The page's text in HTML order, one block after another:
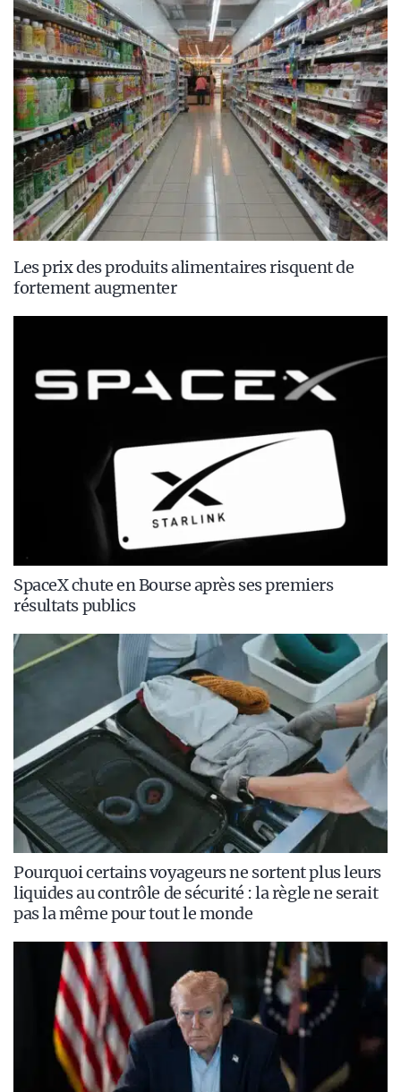
Les prix des produits alimentaires risquent de
fortement augmenter
SpaceX chute en Bourse après ses premiers
résultats publics
Pourquoi certains voyageurs ne sortent plus leurs
liquides au contrôle de sécurité : la règle ne serait
pas la même pour tout le monde